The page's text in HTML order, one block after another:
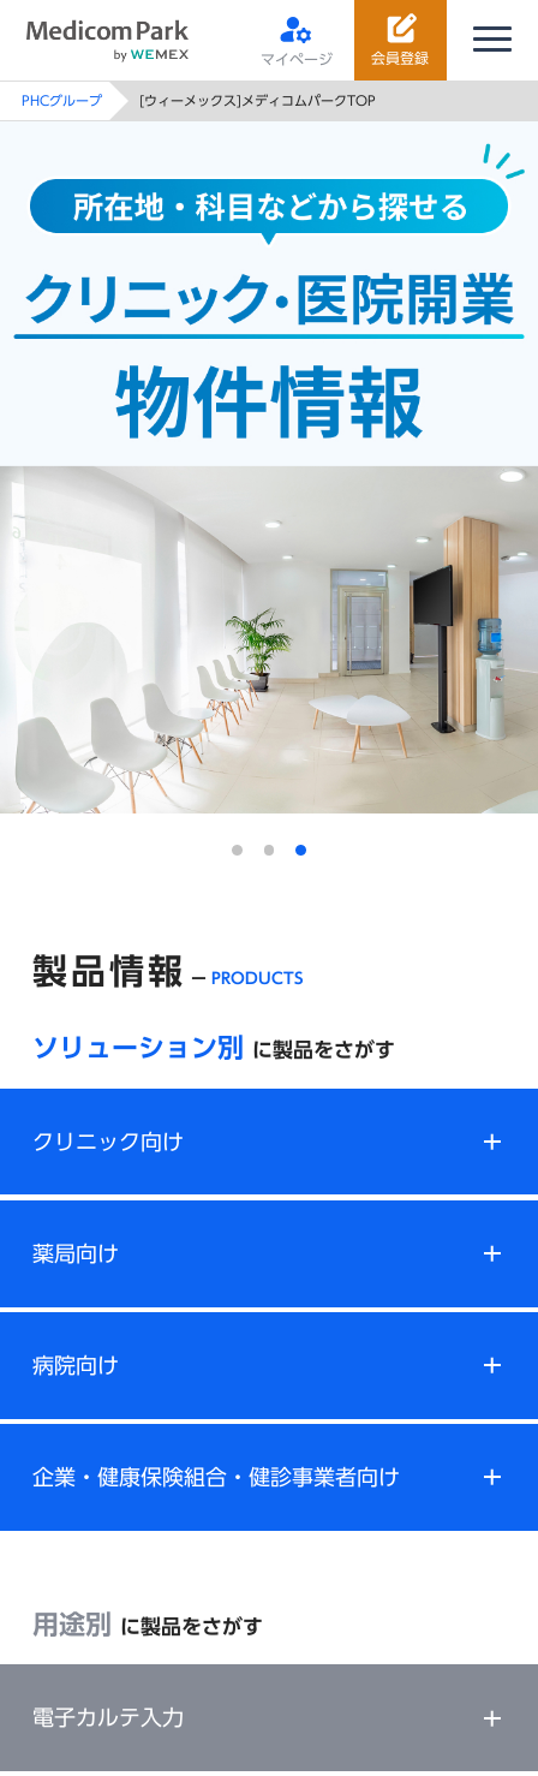
会員登録
マイページ
PHCグループ [ウィーメックス]メディコムパークTOP
製品情報 PRODUCTS
ソリューション別 に製品をさがす
クリニック向け
薬局向け
病院向け
企業・健康保険組合・健診事業者向け
用途別 に製品をさがす
電子カルテ入力